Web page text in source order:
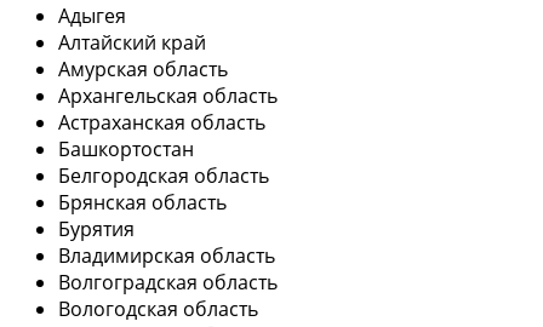
Адыгея
Алтайский край
Амурская область
Архангельская область
Астраханская область
Башкортостан
Белгородская область
Брянская область
Бурятия
Владимирская область
Волгоградская область
Вологодская область